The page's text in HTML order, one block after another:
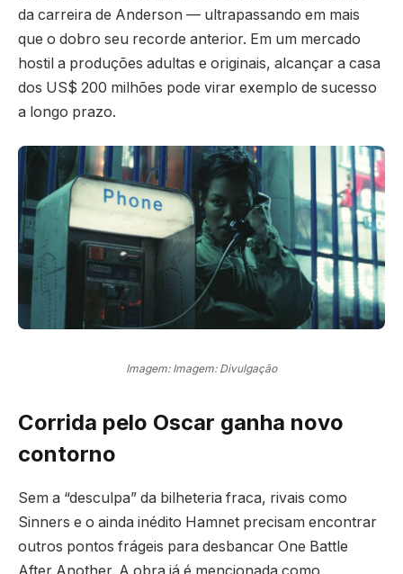
da carreira de Anderson — ultrapassando em mais
que o dobro seu recorde anterior. Em um mercado
hostil a produções adultas e originais, alcançar a casa
dos US$ 200 milhões pode virar exemplo de sucesso
a longo prazo.
Imagem: Imagem: Divulgação
Corrida pelo Oscar ganha novo
contorno
Sem a “desculpa” da bilheteria fraca, rivais como
Sinners e o ainda inédito Hamnet precisam encontrar
outros pontos frágeis para desbancar One Battle